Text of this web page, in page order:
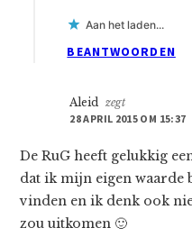
Aan het laden...
BEANTWOORDEN
Aleid zegt
28 APRIL 2015 OM 15:37
De RuG heeft gelukkig
dat ik mijn eigen waarde
vinden en ik denk ook
zou uitkomen 🙂